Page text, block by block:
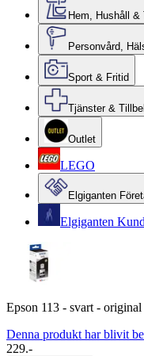
Hem, Hushåll &
Personvård,
Sport & Fritid
Tjänster &
Outlet
LEGO
Elgiganten
Elgiganten
Epson 113 - svart -
Denna produkt har blivit
229.-